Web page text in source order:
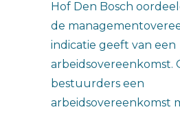
Hof Den Bosch
de
indicatie geeft van een
arbeidsovereenkomst.
bestuurders een
arbeidsovereenkomst